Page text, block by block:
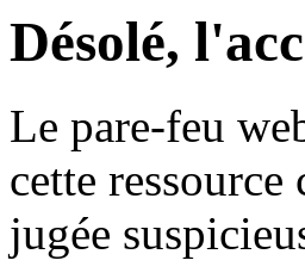
Désolé,
Le pare-feu
cette
jugée